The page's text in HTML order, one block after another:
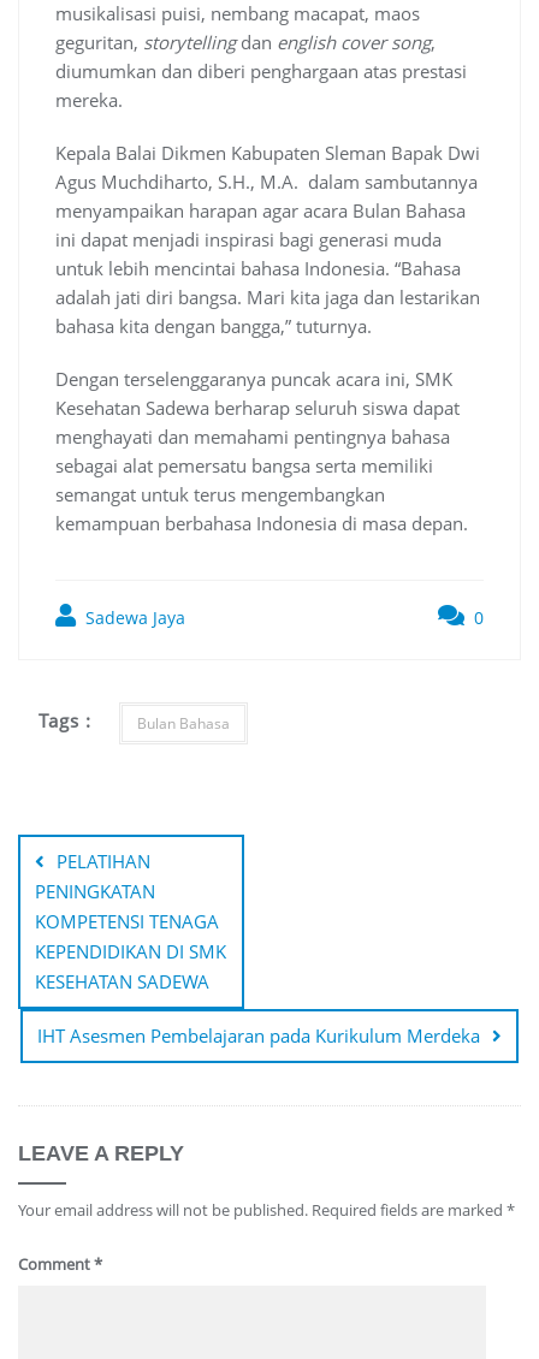
musikalisasi puisi, nembang macapat, maos
geguritan, storytellingdan english cover song,
diumumkan dan diberi penghargaan atas prestasi
mereka.
Kepala Balai Dikmen Kabupaten Sleman Bapak Dwi
Agus Muchdiharto, S.H., M.A. dalam sambutannya
menyampaikan harapan agar acara Bulan Bahasa
ini dapat menjadi inspirasi bagi generasi muda
untuk lebih mencintai bahasa Indonesia. “Bahasa
adalah jati diri bangsa. Mari kita jaga dan lestarikan
bahasa kita dengan bangga,” tuturnya.
Dengan terselenggaranya puncak acara ini, SMK
Kesehatan Sadewa berharap seluruh siswa dapat
menghayati dan memahami pentingnya bahasa
sebagai alat pemersatu bangsa serta memiliki
semangat untuk terus mengembangkan
kemampuan berbahasa Indonesia di masa depan.
Sadewa Jaya 0
Tags : Bulan Bahasa
navigation
PELATIHAN
PENINGKATAN
KOMPETENSI TENAGA
KEPENDIDIKAN DI SMK
KESEHATAN SADEWA
IHT Asesmen Pembelajaran pada Kurikulum Merdeka
LEAVE A REPLY
Your email address will not be published. Required fields are marked *
Comment*